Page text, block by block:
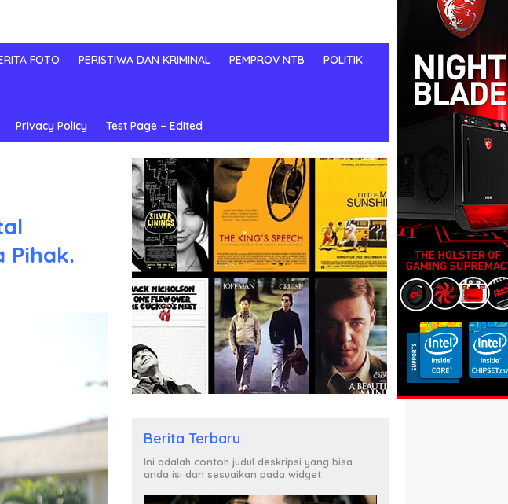
FOTO PERISTIWA DAN KRIMINAL PEMPROV NTB POLITIK
Privacy Policy Test Page – Edited
Pihak.
Berita Terbaru
Ini adalah contoh judul deskripsi yang bisa
anda isi dan sesuaikan pada widget